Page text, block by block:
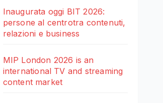
Inaugurata oggi BIT 2026:
persone al centrotra contenuti,
relazioni e business
MIP London 2026 is an
international TV and streaming
content market